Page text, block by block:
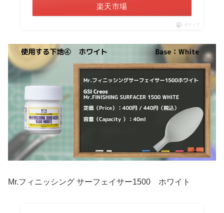
楽天市場
ポチップ
Mr.フィニッシング サーフェイサー1500 ホワイト